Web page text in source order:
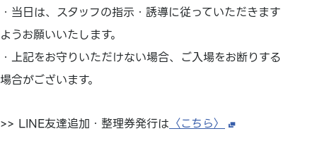
・当日は、スタッフの指示・誘導に従っていただきます
ようお願いいたします。
・上記をお守りいただけない場合、ご入場をお断りする
場合がございます。
>> LINE友達追加・整理券発行は〈こちら〉